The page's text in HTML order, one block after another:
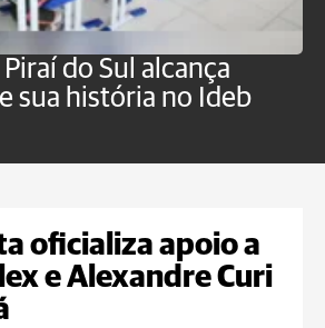
do Sul alcança
sua história no Ideb
oficializa apoio a
e Alexandre Curi